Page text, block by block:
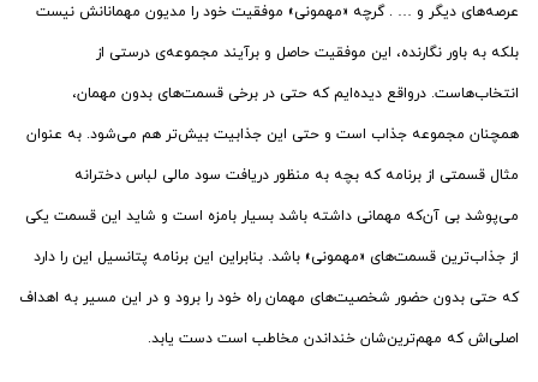
عرصه‌های دیگر و … . گرچه «مهمونی» موفقیت خود را مدیون مهمانانش نیست
بلکه به باور نگارنده، این موفقیت حاصل و برآیند مجموعه‌ی درستی از
انتخاب‌هاست. درواقع دیده‌ایم که حتی در برخی قسمت‌های بدون مهمان،
همچنان مجموعه جذاب است و حتی این جذابیت بیش‌تر هم می‌شود. به عنوان
مثال قسمتی از برنامه که بچه به منظور دریافت سود مالی لباس دخترانه
می‌پوشد بی آن‌که مهمانی داشته باشد بسیار بامزه است و شاید این قسمت یکی
از جذاب‌ترین قسمت‌های «مهمونی» باشد. بنابراین این برنامه پتانسیل این را دارد
که حتی بدون حضور شخصیت‌های مهمان راه خود را برود و در این مسیر به اهداف
اصلی‌اش که مهم‌ترین‌شان خنداندن مخاطب است دست یابد.